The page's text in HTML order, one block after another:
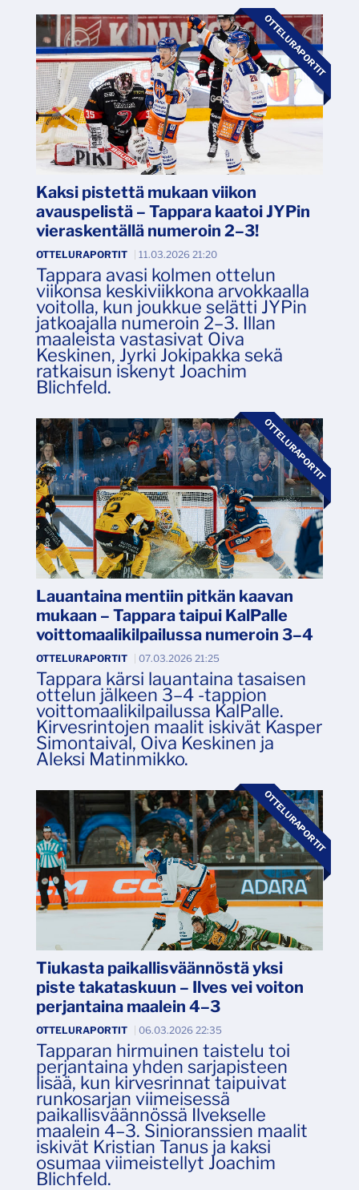
OTTELURAPORTIT
Kaksi pistettä mukaan viikon
avauspelistä – Tappara kaatoi JYPin
vieraskentällä numeroin 2–3!
OTTELURAPORTIT 11.03.2026 21:20
Tappara avasi kolmen ottelun
viikonsa keskiviikkona arvokkaalla
voitolla, kun joukkue selätti JYPin
jatkoajalla numeroin 2–3. Illan
maaleista vastasivat Oiva
Keskinen, Jyrki Jokipakka sekä
ratkaisun iskenyt Joachim
Blichfeld.
OTTELURAPORTIT
Lauantaina mentiin pitkän kaavan
mukaan – Tappara taipui KalPalle
voittomaalikilpailussa numeroin 3–4
OTTELURAPORTIT 07.03.2026 21:25
Tappara kärsi lauantaina tasaisen
ottelun jälkeen 3–4 -tappion
voittomaalikilpailussa KalPalle.
Kirvesrintojen maalit iskivät Kasper
Simontaival, Oiva Keskinen ja
Aleksi Matinmikko.
OTTELURAPORTIT
Tiukasta paikallisväännöstä yksi
piste takataskuun – Ilves vei voiton
perjantaina maalein 4–3
OTTELURAPORTIT 06.03.2026 22:35
Tapparan hirmuinen taistelu toi
perjantaina yhden sarjapisteen
lisää, kun kirvesrinnat taipuivat
runkosarjan viimeisessä
paikallisväännössä Ilvekselle
maalein 4–3. Sinioranssien maalit
iskivät Kristian Tanus ja kaksi
osumaa viimeistellyt Joachim
Blichfeld.